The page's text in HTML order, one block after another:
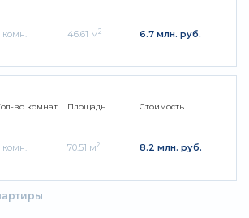
комн. 46.61 м2 6.7 млн. руб.
во комнат
комн.
Площадь
70.51 м2
Стоимость
8.2 млн. руб.